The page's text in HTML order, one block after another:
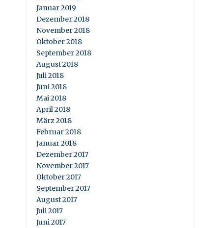
Januar 2019
Dezember 2018
November 2018
Oktober 2018
September 2018
August 2018
Juli 2018
Juni 2018
Mai 2018
April 2018
März 2018
Februar 2018
Januar 2018
Dezember 2017
November 2017
Oktober 2017
September 2017
August 2017
Juli 2017
Juni 2017